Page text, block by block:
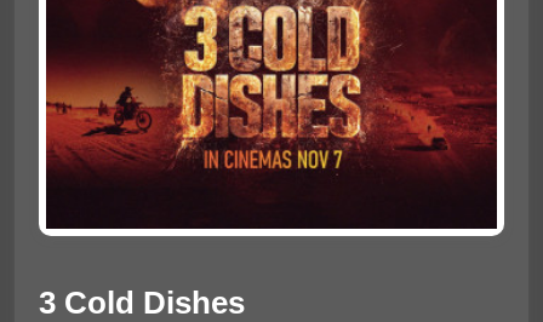
3 Cold Dishes